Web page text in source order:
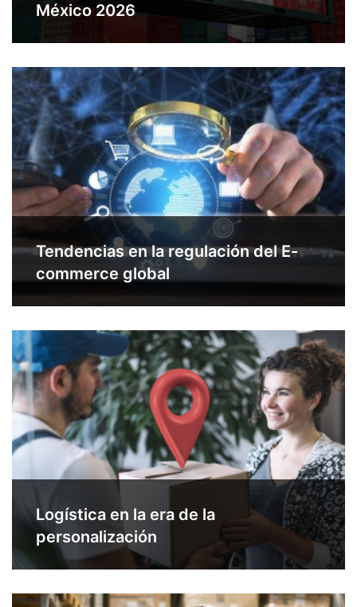
México 2026
Tendencias en la regulación del E-
commerce global
Logística en la era de la
personalización